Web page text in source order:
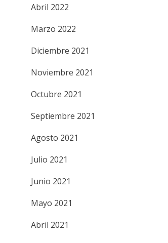
Abril 2022
Marzo 2022
Diciembre 2021
Noviembre 2021
Octubre 2021
Septiembre 2021
Agosto 2021
Julio 2021
Junio 2021
Mayo 2021
Abril 2021